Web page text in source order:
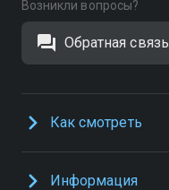
Возникли вопросы?
Обратная связь
Как смотреть
Информация